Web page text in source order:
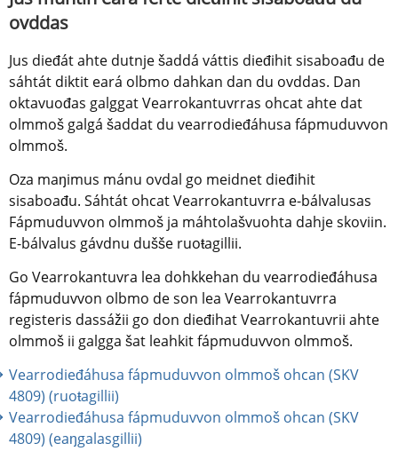
ovddas
Jus dieđát ahte dutnje šaddá váttis dieđihit sisaboađu de
sáhtát diktit eará olbmo dahkan dan du ovddas. Dan
oktavuođas galggat Vearrokantuvrras ohcat ahte dat
olmmoš galgá šaddat du vearrodieđáhusa fápmuduvvon
olmmoš.
Oza maŋimus mánu ovdal go meidnet dieđihit
sisaboađu. Sáhtát ohcat Vearrokantuvrra e-bálvalusas
Fápmuduvvon olmmoš ja máhtolašvuohta dahje skoviin.
E-bálvalus gávdnu dušše ruoŧagillii.
Go Vearrokantuvra lea dohkkehan du vearrodieđáhusa
fápmuduvvon olbmo de son lea Vearrokantuvrra
registeris dassážii go don dieđihat Vearrokantuvrii ahte
olmmoš ii galgga šat leahkit fápmuduvvon olmmoš.
Vearrodieđáhusa fápmuduvvon olmmoš ohcan (SKV
4809) (ruoŧagillii)
Vearrodieđáhusa fápmuduvvon olmmoš ohcan (SKV
4809) (eaŋgalasgillii)